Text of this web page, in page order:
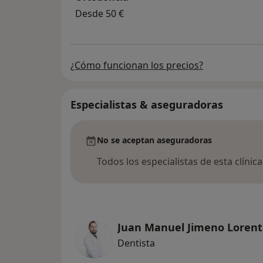
Home Clinic, siéntete en casa.
Desde 50 €
¿Cómo funcionan los precios?
Especialistas & aseguradoras
No se aceptan aseguradoras
Todos los especialistas de esta
Juan Manuel Jimeno
Dentista